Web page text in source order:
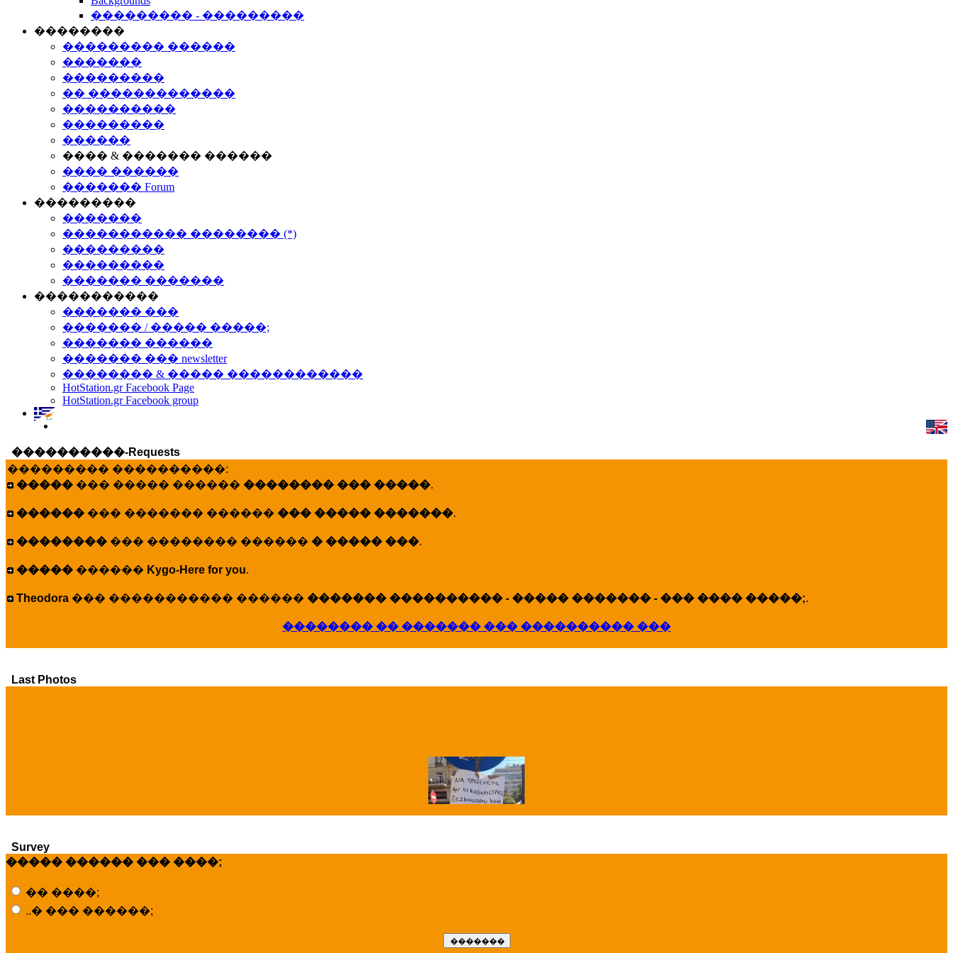
��������� - ���������
��������
��������� ������
�������
���������
�� �������������
����������
���������
������
���� & ������� ������
���� ������
������� Forum
���������
�������
����������� �������� (*)
���������
���������
������� �������
�����������
������� ���
������� / ����� �����;
������� ������
������� ��� newsletter
�������� & ����� ������������
HotStation.gr Facebook Page
HotStation.gr Facebook group
����������-Requests
��������� ����������:
����� ��� ����� ������ �������� ��� �����.
������ ��� ������� ������ ��� ����� �������.
�������� ��� �������� ������ � ����� ���.
����� ������ Kygo-Here for you.
Theodora ��� ����������� ������ ������� ���������� - ����� ������� - ��� ���� �����;.
�������� �� ������� ��� ���������� ���
Last Photos
Survey
����� ������ ��� ����;
�� ����;
..� ��� ������;